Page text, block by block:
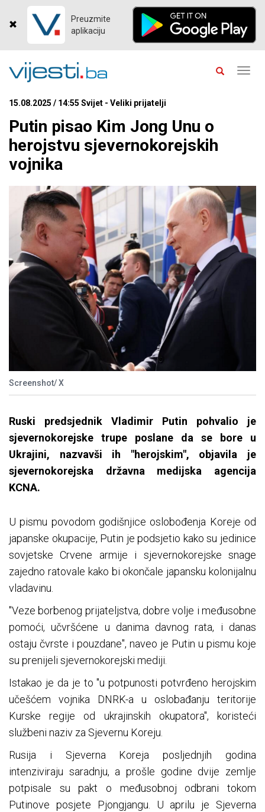
Preuzmite
aplikaciju
15.08.2025 / 14:55 Svijet - Veliki prijatelji
Putin pisao Kim Jong Unu o
herojstvu sjevernokorejskih
vojnika
Screenshot/ X
Ruski predsjednik Vladimir Putin pohvalio je
sjevernokorejske trupe poslane da se bore u
Ukrajini, nazvavši ih "herojskim", objavila je
sjevernokorejska državna medijska agencija
KCNA.
U pismu povodom godišnjice oslobođenja Koreje od
japanske okupacije, Putin je podsjetio kako su jedinice
sovjetske Crvene armije i sjevernokorejske snage
zajedno ratovale kako bi okončale japansku kolonijalnu
vladavinu.
"Veze borbenog prijateljstva, dobre volje i međusobne
pomoći, učvršćene u danima davnog rata, i danas
ostaju čvrste i pouzdane", naveo je Putin u pismu koje
su prenijeli sjevernokorejski mediji.
Istakao je da je to "u potpunosti potvrđeno herojskim
učešćem vojnika DNRK-a u oslobađanju teritorije
Kurske regije od ukrajinskih okupatora", koristeći
službeni naziv za Sjevernu Koreju.
Rusija i Sjeverna Koreja posljednjih godina
intenziviraju saradnju, a prošle godine dvije zemlje
potpisale su pakt o međusobnoj odbrani tokom
Putinove posjete Pjongjangu. U aprilu je Sjeverna